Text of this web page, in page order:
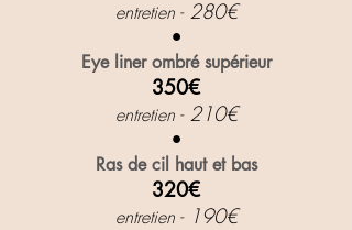
entretien -280€
•
Eye liner ombré supérieur
350€
entretien -210€
•
Ras de cil haut et bas
320€
entretien -190€